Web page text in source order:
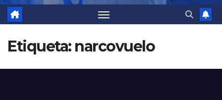
Etiqueta: narcovuelo